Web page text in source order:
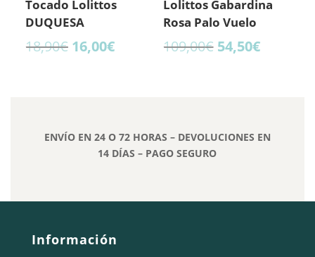
Tocado Lolittos
DUQUESA
18,90€ El
16,00€El
Lolittos Gabardina
Rosa Palo Vuelo
109,00€ El
54,50€El
ENVÍO EN 24 O 72 HORAS – DEVOLUCIONES EN
14 DÍAS – PAGO SEGURO
Información